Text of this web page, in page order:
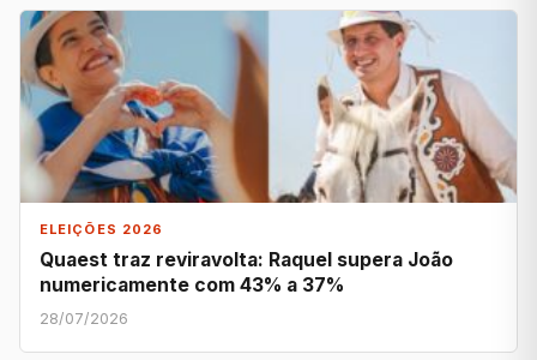
ELEIÇÕES 2026
Quaest traz reviravolta: Raquel supera João
numericamente com 43% a 37%
28/07/2026